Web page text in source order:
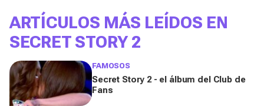
ARTÍCULOS MÁS LEÍDOS EN
SECRET STORY 2
FAMOSOS
Secret Story 2 - el álbum del Club de
Fans